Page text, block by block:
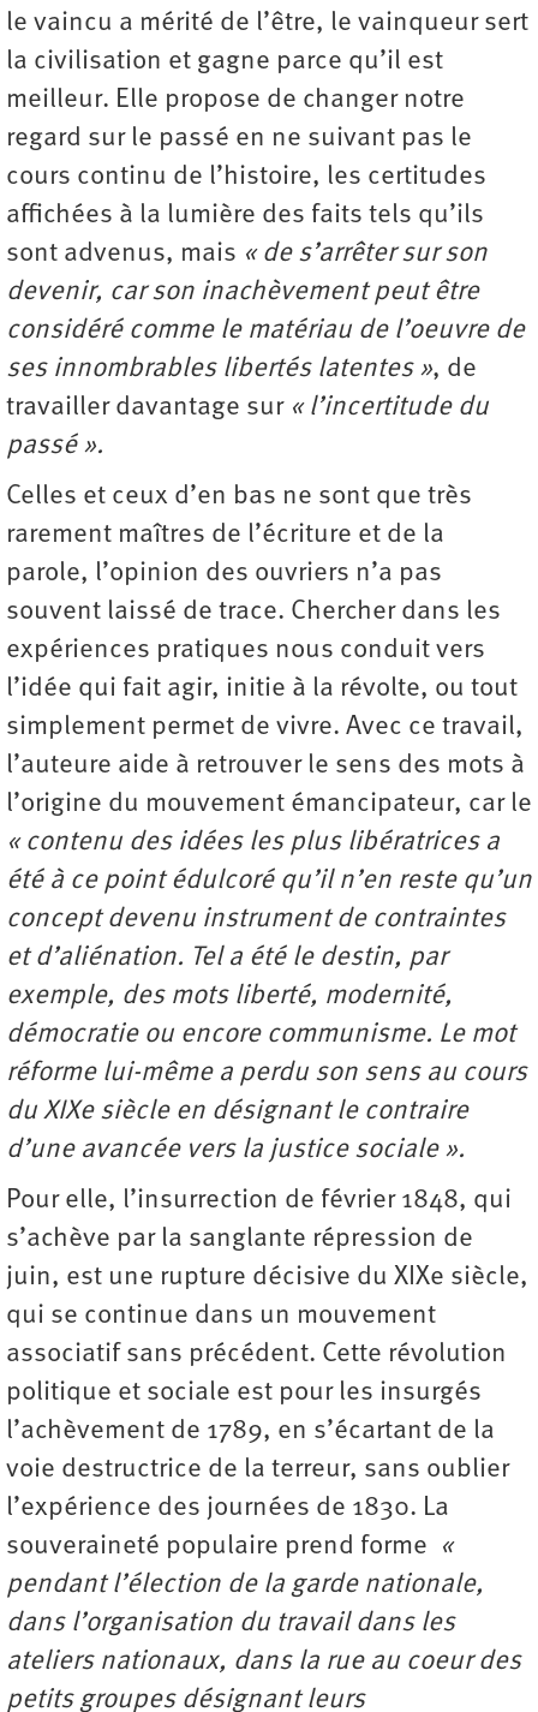
le vaincu a mérité de l’être, le vainqueur sert
la civilisation et gagne parce qu’il est
meilleur. Elle propose de changer notre
regard sur le passé en ne suivant pas le
cours continu de l’histoire, les certitudes
affichées à la lumière des faits tels qu’ils
sont advenus, mais « de s’arrêter sur son
devenir, car son inachèvement peut être
considéré comme le matériau de l’oeuvre de
ses innombrables libertés latentes », de
travailler davantage sur « l’incertitude du
passé ».
Celles et ceux d’en bas ne sont que très
rarement maîtres de l’écriture et de la
parole, l’opinion des ouvriers n’a pas
souvent laissé de trace. Chercher dans les
expériences pratiques nous conduit vers
l’idée qui fait agir, initie à la révolte, ou tout
simplement permet de vivre. Avec ce travail,
l’auteure aide à retrouver le sens des mots à
l’origine du mouvement émancipateur, car le
« contenu des idées les plus libératrices a
été à ce point édulcoré qu’il n’en reste qu’un
concept devenu instrument de contraintes
et d’aliénation. Tel a été le destin, par
exemple, des mots liberté, modernité,
démocratie ou encore communisme. Le mot
réforme lui-même a perdu son sens au cours
du XIXe siècle en désignant le contraire
d’une avancée vers la justice sociale ».
Pour elle, l’insurrection de février 1848, qui
s’achève par la sanglante répression de
juin, est une rupture décisive du XIXe siècle,
qui se continue dans un mouvement
associatif sans précédent. Cette révolution
politique et sociale est pour les insurgés
l’achèvement de 1789, en s’écartant de la
voie destructrice de la terreur, sans oublier
l’expérience des journées de 1830. La
souveraineté populaire prend forme
«
pendant l’élection de la garde nationale,
dans l’organisation du travail dans les
ateliers nationaux, dans la rue au coeur des
petits groupes désignant leurs